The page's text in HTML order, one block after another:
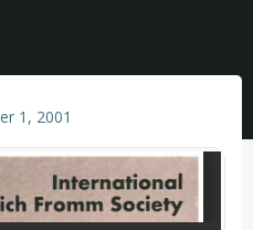
1, 2001